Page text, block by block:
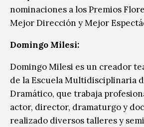
nominaciones a los Premios
Mejor Dirección y Mejor
Domingo Milesi:
Domingo Milesi es un creador
de la Escuela Multidisciplinaria
Dramático, que trabaja
actor, director, dramaturgo y
realizado diversos talleres y